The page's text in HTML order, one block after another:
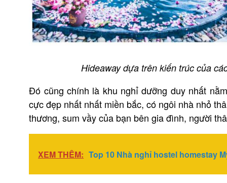
Hideaway dựa trên kiến trúc của
Đó cũng chính là khu nghỉ dưỡng duy nhất
cực đẹp nhất nhất miền bắc, có ngôi nhà nhỏ
thương, sum vầy của bạn bên gia đình, người
XEM THÊM: Top 10 Nhà nghỉ hostel homestay